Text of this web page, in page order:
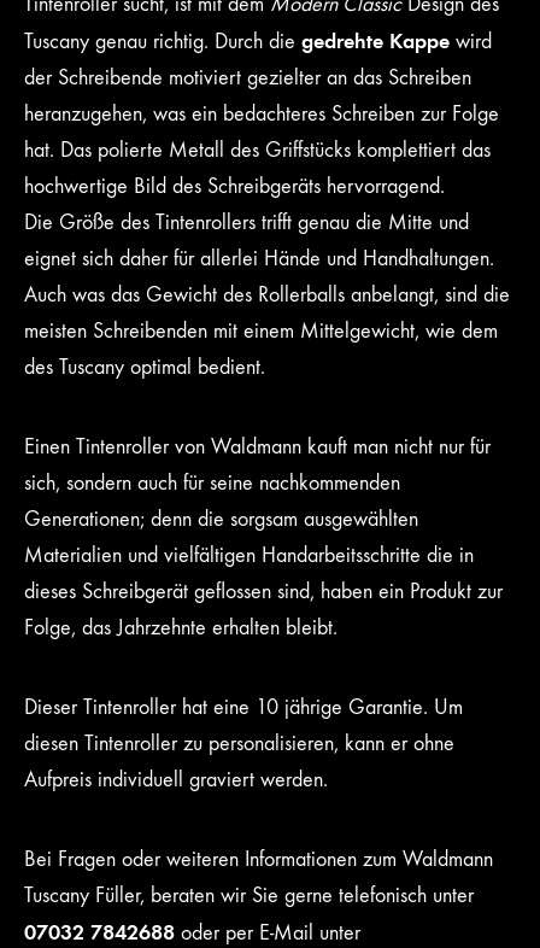
Tuscany genau richtig. Durch die gedrehte Kappe wird
der Schreibende motiviert gezielter an das Schreiben
heranzugehen, was ein bedachteres Schreiben zur Folge
hat. Das polierte Metall des Griffstücks komplettiert das
hochwertige Bild des Schreibgeräts hervorragend.
Die Größe des Tintenrollers trifft genau die Mitte und
eignet sich daher für allerlei Hände und Handhaltungen.
Auch was das Gewicht des Rollerballs anbelangt, sind die
meisten Schreibenden mit einem Mittelgewicht, wie dem
des Tuscany optimal bedient.
Einen Tintenroller von Waldmann kauft man nicht nur für
sich, sondern auch für seine nachkommenden
Generationen; denn die sorgsam ausgewählten
Materialien und vielfältigen Handarbeitsschritte die in
dieses Schreibgerät geflossen sind, haben ein Produkt zur
Folge, das Jahrzehnte erhalten bleibt.
Dieser Tintenroller hat eine 10 jährige Garantie. Um
diesen Tintenroller zu personalisieren, kann er ohne
Aufpreis individuell graviert werden.
Bei Fragen oder weiteren Informationen zum Waldmann
Tuscany Füller, beraten wir Sie gerne telefonisch unter
07032 7842688 oder per E-Mail unter